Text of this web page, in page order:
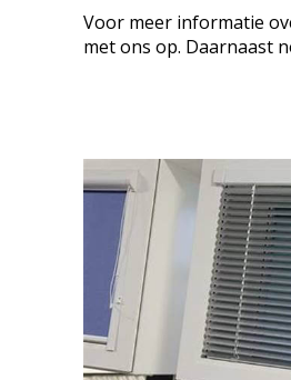
Voor meer informatie
met ons op. Daarnaast